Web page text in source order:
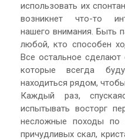
использовать их
возникнет что-то
нашего внимания. Быть
любой, кто способен
Все остальное
которые всегда
находиться рядом,
Каждый раз,
испытывать восторг
несложные походы по
причудливых скал,